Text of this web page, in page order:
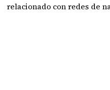
relacionado con redes de